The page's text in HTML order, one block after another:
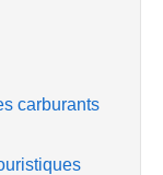
carburants